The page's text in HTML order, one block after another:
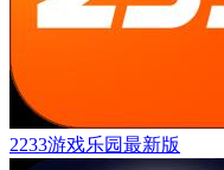
2233游戏乐园最新版